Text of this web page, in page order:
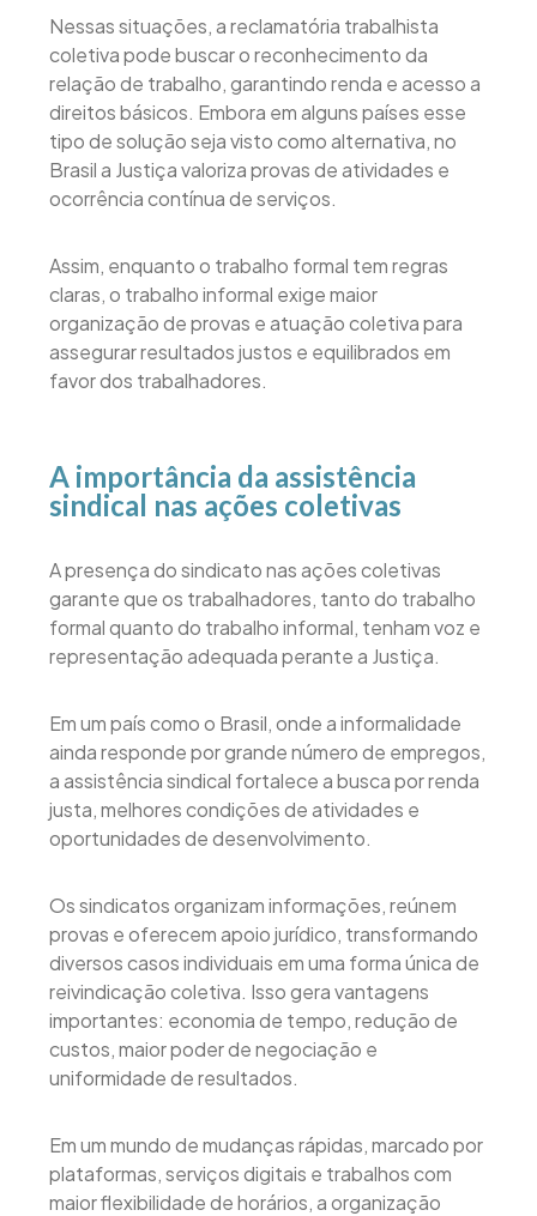
Nessas situações, a reclamatória trabalhista
coletiva pode buscar o reconhecimento da
relação de trabalho, garantindo renda e acesso a
direitos básicos. Embora em alguns países esse
tipo de solução seja visto como alternativa, no
Brasil a Justiça valoriza provas de atividades e
ocorrência contínua de serviços.
Assim, enquanto o trabalho formal tem regras
claras, o trabalho informal exige maior
organização de provas e atuação coletiva para
assegurar resultados justos e equilibrados em
favor dos trabalhadores.
A importância da assistência
sindical nas ações coletivas
A presença do sindicato nas ações coletivas
garante que os trabalhadores, tanto do trabalho
formal quanto do trabalho informal, tenham voz e
representação adequada perante a Justiça.
Em um país como o Brasil, onde a informalidade
ainda responde por grande número de empregos,
a assistência sindical fortalece a busca por renda
justa, melhores condições de atividades e
oportunidades de desenvolvimento.
Os sindicatos organizam informações, reúnem
provas e oferecem apoio jurídico, transformando
diversos casos individuais em uma forma única de
reivindicação coletiva. Isso gera vantagens
importantes: economia de tempo, redução de
custos, maior poder de negociação e
uniformidade de resultados.
Em um mundo de mudanças rápidas, marcado por
plataformas, serviços digitais e trabalhos com
maior flexibilidade de horários, a organização